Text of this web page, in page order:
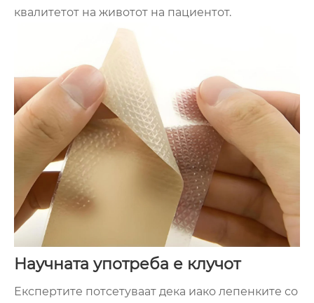
квалитетот на животот на пациентот.
Научната употреба е клучот
Експертите потсетуваат дека иако лепенките со